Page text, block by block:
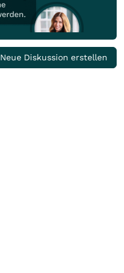
Neue Diskussion erstellen